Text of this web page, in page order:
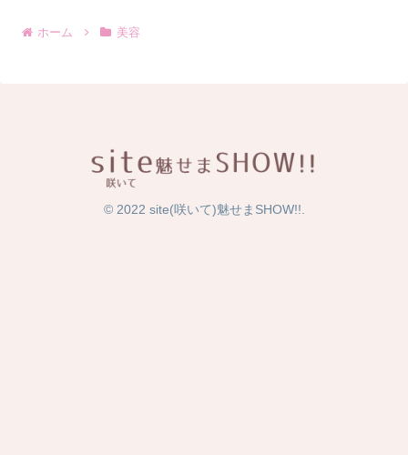
ホーム 美容
© 2022 site(咲いて)魅せまSHOW!!.